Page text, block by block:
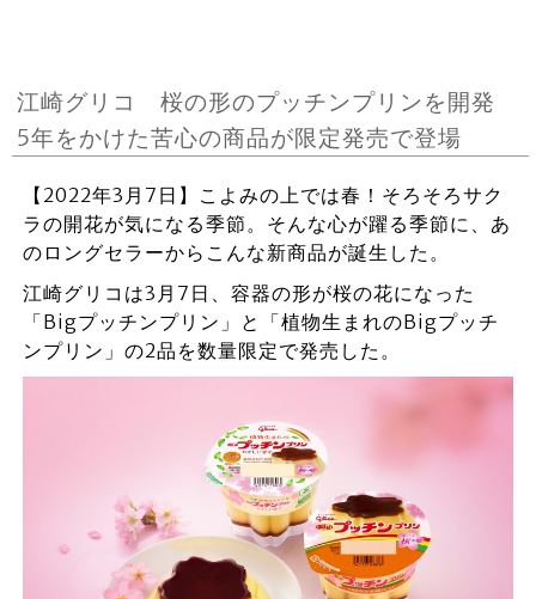
江崎グリコ 桜の形のプッチンプリンを開発
5年をかけた苦心の商品が限定発売で登場
【2022年3月7日】こよみの上では春！そろそろサク
ラの開花が気になる季節。そんな心が躍る季節に、あ
のロングセラーからこんな新商品が誕生した。
江崎グリコは3月7日、容器の形が桜の花になった
「Bigプッチンプリン」と「植物生まれのBigプッチ
ンプリン」の2品を数量限定で発売した。